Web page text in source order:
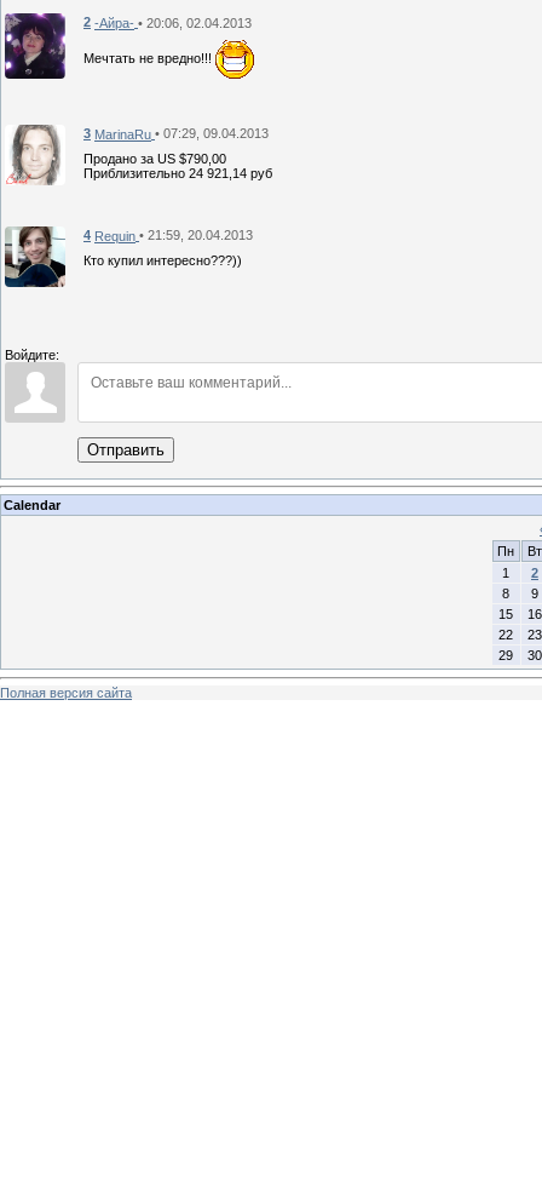
2 -Айра- • 20:06, 02.04.2013
Мечтать не вредно!!!
3 MarinaRu • 07:29, 09.04.2013
Продано за US $790,00
Приблизительно 24 921,14 руб
4 Requin • 21:59, 20.04.2013
Кто купил интересно???))
Войдите:
Отправить
Calendar
Пн
Вт
1
2
8
9
15
16
22
23
29
30
Полная версия сайта